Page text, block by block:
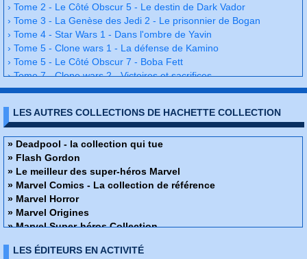
› Tome 2 - Le Côté Obscur 5 - Le destin de Dark Vador
› Tome 3 - La Genèse des Jedi 2 - Le prisonnier de Bogan
› Tome 4 - Star Wars 1 - Dans l'ombre de Yavin
› Tome 5 - Clone wars 1 - La défense de Kamino
› Tome 5 - Le Côté Obscur 7 - Boba Fett
› Tome 7 - Clone wars 2 - Victoires et sacrifices
› Tome 8 - Episode I - La Menace Fantôme
› Tome 10 - Le pouvoir de la Force - Tome 1
› Tome 11 - Clone wars 3 - Dernier combat sur Jabiim
› Tome 12 - Star Wars 2 - Haute trahison
› Tome 13 - Episode I - La Menace Fantôme - Révélations
› Tome 14 - Le pouvoir de la Force - Tome 2
› Tome 15 - Le Côté Obscur 2 - Dark Maul
› Tome 16 - Star Wars 3 - Princesse et Rebelle
› Tome 17 - Clone Wars 4 - Lumière et Ténèbres
› Tome 18 - La Légende des Jedi 1 - L'Age d'Or des Sith
› Tome 20 - Clone Wars 5 - Les Meilleurs Lames
LES AUTRES COLLECTIONS DE HACHETTE COLLECTION
» Deadpool - la collection qui tue
» Flash Gordon
» Le meilleur des super-héros Marvel
» Marvel Comics - La collection de référence
» Marvel Horror
» Marvel Origines
» Marvel Super-héros Collection
Star Wars - Légendes - La collection
LES ÉDITEURS EN ACTIVITÉ